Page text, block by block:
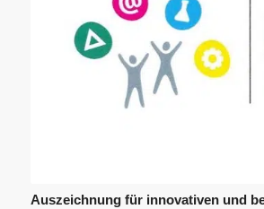
Auszeichnung für innovativen und